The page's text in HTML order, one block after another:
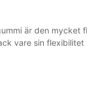
är den
vare sin